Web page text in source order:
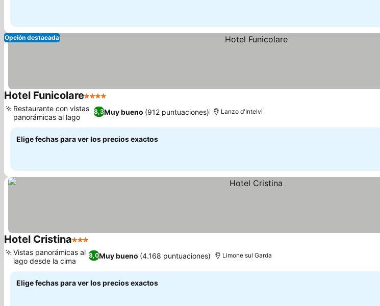
Opción destacada
Hotel Funicolare4 Estrellas
8,3Muy bueno (912 puntuaciones)
Restaurante con vistas
panorámicas al lago
Lanzo d'Intelvi
Elige fechas para ver los precios exactos
Hotel Cristina3 Estrellas
8,0Muy bueno (4.168 puntuaciones)
Vistas panorámicas al
lago desde la cima
Limone sul Garda
Elige fechas para ver los precios exactos